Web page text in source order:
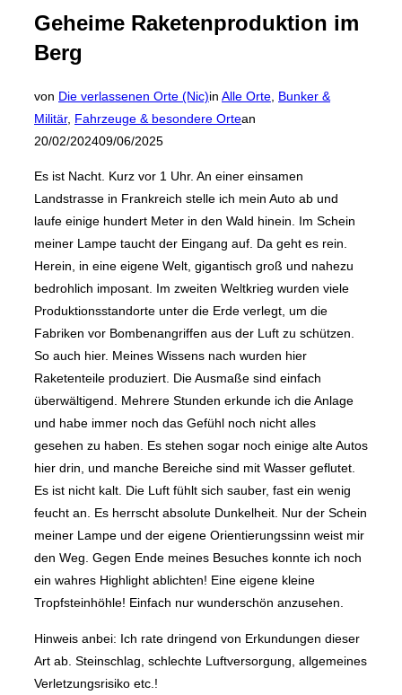
Geheime Raketenproduktion im
Berg
von Die verlassenen Orte (Nic)in Alle Orte Bunker &
Militär, Fahrzeuge & besondere Ortean
20/02/202409/06/2025
Es ist Nacht. Kurz vor 1 Uhr. An einer einsamen
Landstrasse in Frankreich stelle ich mein Auto ab und
laufe einige hundert Meter in den Wald hinein. Im Schein
meiner Lampe taucht der Eingang auf. Da geht es rein.
Herein, in eine eigene Welt, gigantisch groß und nahezu
bedrohlich imposant. Im zweiten Weltkrieg wurden viele
Produktionsstandorte unter die Erde verlegt, um die
Fabriken vor Bombenangriffen aus der Luft zu schützen.
So auch hier. Meines Wissens nach wurden hier
Raketenteile produziert. Die Ausmaße sind einfach
überwältigend. Mehrere Stunden erkunde ich die Anlage
und habe immer noch das Gefühl noch nicht alles
gesehen zu haben. Es stehen sogar noch einige alte Autos
hier drin, und manche Bereiche sind mit Wasser geflutet.
Es ist nicht kalt. Die Luft fühlt sich sauber, fast ein wenig
feucht an. Es herrscht absolute Dunkelheit. Nur der Schein
meiner Lampe und der eigene Orientierungssinn weist mir
den Weg. Gegen Ende meines Besuches konnte ich noch
ein wahres Highlight ablichten! Eine eigene kleine
Tropfsteinhöhle! Einfach nur wunderschön anzusehen.
Hinweis anbei: Ich rate dringend von Erkundungen dieser
Art ab. Steinschlag, schlechte Luftversorgung, allgemeines
Verletzungsrisiko etc.!